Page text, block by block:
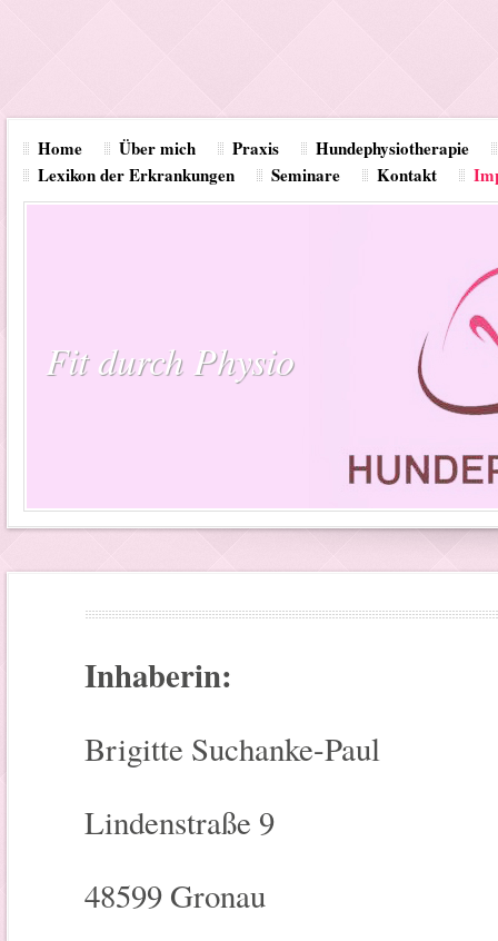
Home Über mich Praxis
Hundephysiotherapie
Lexikon der Erkrankungen
Seminare Kontakt
Fit durch Physio
Inhaberin:
Brigitte Suchanke-Paul
Lindenstraße 9
48599 Gronau